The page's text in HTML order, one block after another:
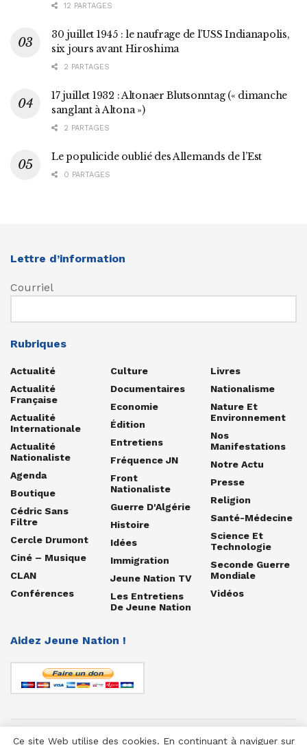
12 PARTAGES
30 juillet 1945 : le naufrage de l’USS Indianapolis,
six jours avant Hiroshima
2 PARTAGES
17 juillet 1932 : Altonaer Blutsonntag (« dimanche
sanglant à Altona »)
2 PARTAGES
Le populicide oublié des Allemands de l’Est
0 PARTAGES
Lettre d’information
Courriel
Rubriques
Actualité
Actualité
Française
Actualité
Internationale
Actualité
Nationaliste
Agenda
Boutique
Cédric Sans
Filtre
Cercle Drumont
Ciné – Musique
CLAN
Conférences
Culture
Documentaires
Economie
Édition
Entretiens
Fréquence JN
Front
Nationaliste
Guerre D'Algérie
Histoire
Idées
Immigration
Jeune Nation TV
Les Entretiens
De Jeune Nation
Livres
Nationalisme
Nature Et
Environnement
Nos
Manifestations
Notre Actu
Presse
Religion
Santé-Médecine
Science Et
Technologie
Seconde Guerre
Mondiale
Vidéos
Aidez Jeune Nation !
Ce site Web utilise des cookies. En continuant à naviguer sur